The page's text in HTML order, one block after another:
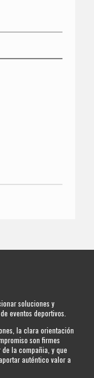
soluciones y
eventos deportivos.
la clara orientación
son firmes
la compañia, y que
auténtico valor a